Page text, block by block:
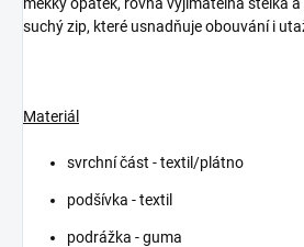
suchý zip, které usnadňuje obouvání i
Materiál
svrchní část - textil/plátno
podšívka - textil
podrážka - guma